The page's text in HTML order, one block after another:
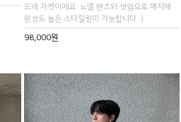
드넥 자켓이에요. 노엘 팬츠와 셋업으로 매치해
완성도 높은 스타일링이 가능합니다 :)
98,000원